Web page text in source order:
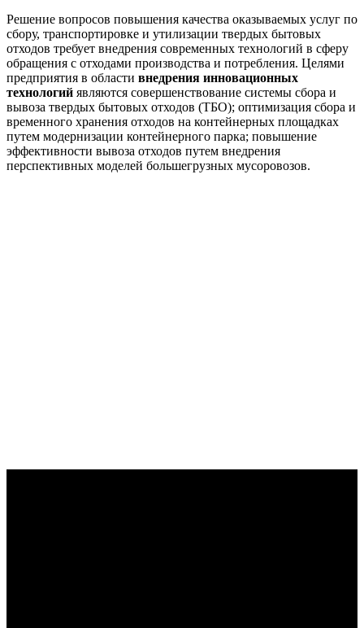
Решение вопросов повышения качества оказываемых услуг по
сбору, транспортировке и утилизации твердых бытовых
отходов требует внедрения современных технологий в сферу
обращения с отходами производства и потребления. Целями
предприятия в области внедрения инновационных
технологий являются совершенствование системы сбора и
вывоза твердых бытовых отходов (ТБО); оптимизация сбора и
временного хранения отходов на контейнерных площадках
путем модернизации контейнерного парка; повышение
эффективности вывоза отходов путем внедрения
перспективных моделей большегрузных мусоровозов.